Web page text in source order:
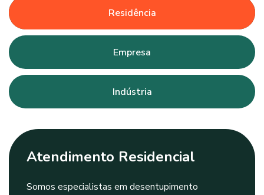
Residência
Empresa
Indústria
Atendimento Residencial
Somos especialistas em desentupimento